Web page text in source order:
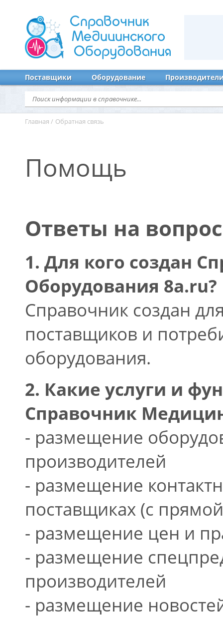
Справочник
Медицинского
Оборудования
Поставщики Оборудование
Главная / Обратная связь
Помощь
Ответы на
1. Для кого создан
Оборудования 8a.ru?
Справочник создан
поставщиков и
оборудования.
2. Какие услуги и
Справочник
- размещение
производителей
- размещение
поставщиках (с
- размещение цен и
- размещение
производителей
- размещение